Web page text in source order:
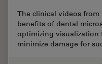
The clinical videos from
benefits of dental
optimizing visualization
minimize damage for